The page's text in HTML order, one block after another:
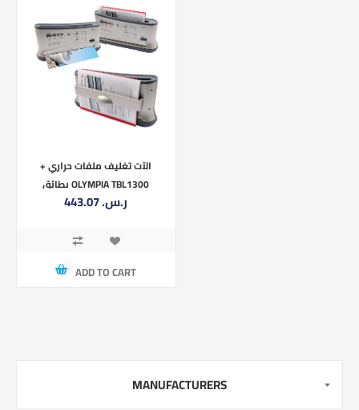
الآت تغليف ملفات حراري +
بطائق OLYMPIA TBL1300
Combo443.07 ر.س.‏
ADD TO CART
MANUFACTURERS